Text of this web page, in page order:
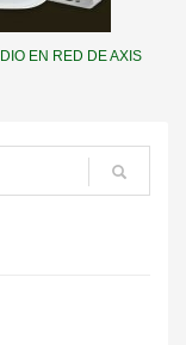
EN RED DE AXIS